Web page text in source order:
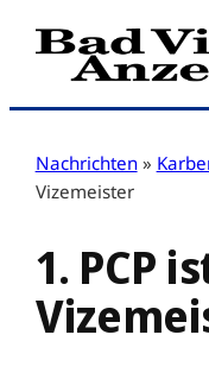
Zum
Inhalt
Nachrichten »
Vizemeister
1. PCP